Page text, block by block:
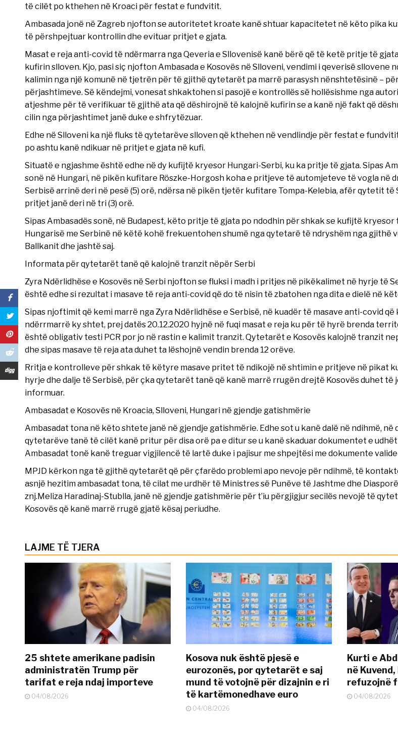
të cilët po kthehen në Kroaci për festat e fundvitit.
Ambasada jonë në Zagreb njofton se autoritetet kroate kanë shtuar kapacitetet në këto pika
të përshpejtuar kontrollin dhe evituar pritjet e gjata.
Masat e reja anti-covid të ndërmarra nga Qeveria e Sllovenisë kanë bërë që të ketë pritje të
kufirin slloven. Kjo, pasi siç njofton Ambasada e Kosovës në Slloveni, vendimi i qeverisë sllovene
kalimin nga një komunë në tjetrën për të gjithë qytetarët pa marrë parasysh nënshtetësinë –
përjashtimeve. Së këndejmi, vonesat shkaktohen si pasojë e kontrollës së hollësishme nga
atjeshme për të verifikuar të gjithë ata që dëshirojnë të kalojnë kufirin se a kanë një fakt që
cilin nga përjashtimet janë duke e shfrytëzuar.
Edhe në Slloveni ka një fluks të qytetarëve slloven që kthehen në vendlindje për festat e
po ashtu kanë ndikuar në pritjet e gjata në kufi.
Situatë e ngjashme është edhe në dy kufijtë kryesor Hungari-Serbi, ku ka pritje të gjata. Sipas
sonë në Hungari, në pikën kufitare Röszke-Horgosh koha e pritjeve të automjeteve të vogla në
Serbisë arrinë deri në pesë (5) orë, ndërsa në pikën tjetër kufitare Tompa-Kelebia, afër qytetit të
pritjet janë deri në tri (3) orë.
Sipas Ambasadës sonë, në Budapest, këto pritje të gjata po ndodhin për shkak se kufijtë kryesor
Hungarisë me Serbinë në këtë kohë frekuentohen shumë nga qytetarë të ndryshëm nga gjithë
Ballkanit dhe jashtë saj.
Informata për qytetarët tanë që kalojnë tranzit nëpër Serbi
Zyra Ndërlidhëse e Kosovës në Serbi njofton se fluksi i madh i pritjes në pikëkalimet në hyrje të
është edhe si rezultat i masave të reja anti-covid që do të nisin të zbatohen nga dita e dielë në
Sipas njoftimit që kemi marrë nga Zyra Ndërlidhëse e Serbisë, në kuadër të masave anti-covid që
ndërrmarrë ky shtet, prej datës 20.12.2020 hyjnë në fuqi masat e reja ku për të hyrë brenda
është obligativ testi PCR por jo në rastin e kalimit tranzit. Qytetarët e Kosovës kalojnë tranzit
dhe sipas masave të reja ata duhet ta lëshojnë vendin brenda 12 orëve.
Rritja e kontrolleve për shkak të këtyre masave pritet të ndikojë në shtimin e pritjeve në pikat
hyrje dhe dalje të Serbisë, për çka qytetarët tanë që kanë marrë rrugën drejtë Kosovës duhet të
informuar.
Ambasadat e Kosovës në Kroacia, Slloveni, Hungari në gjendje gatishmërie
Ambasadat tona në këto shtete janë në gjendje gatishmërie. Edhe sot u kanë dalë në ndihmë, në
qytetarëve tanë të cilët kanë pritur për disa orë pa e ditur se u kanë skaduar dokumentet e
Ambasadat tonë kanë treguar vigjilencë të lartë duke i pajisur me shpejtësi me dokumente
MPJD kërkon nga të gjithë qytetarët që për çfarëdo problemi apo nevoje për ndihmë, të
asnjë hezitim ambasadat tona, të cilat me urdhër të Ministres së Punëve të Jashtme dhe
znj.Meliza Haradinaj-Stublla, janë në gjendje gatishmërie për t’iu përgjigjur secilës nevojë të
Kosovës që kanë marrë rrugë gjatë kësaj periudhe.
LAJME TË TJERA
25 shtete amerikane padisin
administratën Trump për
tarifat e reja ndaj importeve
04/08/2026
Kosova nuk është pjesë e
eurozonës, por qytetarët e saj
mund të votojnë për dizajnin e ri
të kartëmonedhave euro
04/08/2026
Kurti e
në
refuzojnë
04/08/2026